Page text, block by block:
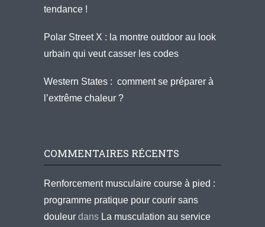
tendance !
Polar Street X : la montre outdoor au look
urbain qui veut casser les codes
Western States : comment se préparer à
l’extrême chaleur ?
COMMENTAIRES RÉCENTS
Renforcement musculaire course à pied :
programme pratique pour courir sans
douleur dans La musculation au service